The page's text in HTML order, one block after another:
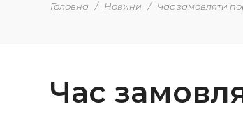
Головна / Новини / Час замовляти
Час